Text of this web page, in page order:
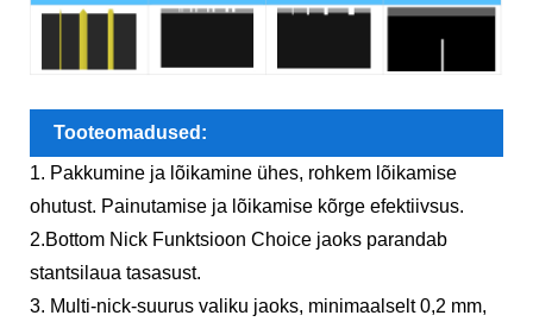
Tooteomadused:
1. Pakkumine ja lõikamine ühes, rohkem lõikamise
ohutust. Painutamise ja lõikamise kõrge efektiivsus.
2.Bottom Nick Funktsioon Choice jaoks parandab
stantsilaua tasasust.
3. Multi-nick-suurus valiku jaoks, minimaalselt 0,2 mm,